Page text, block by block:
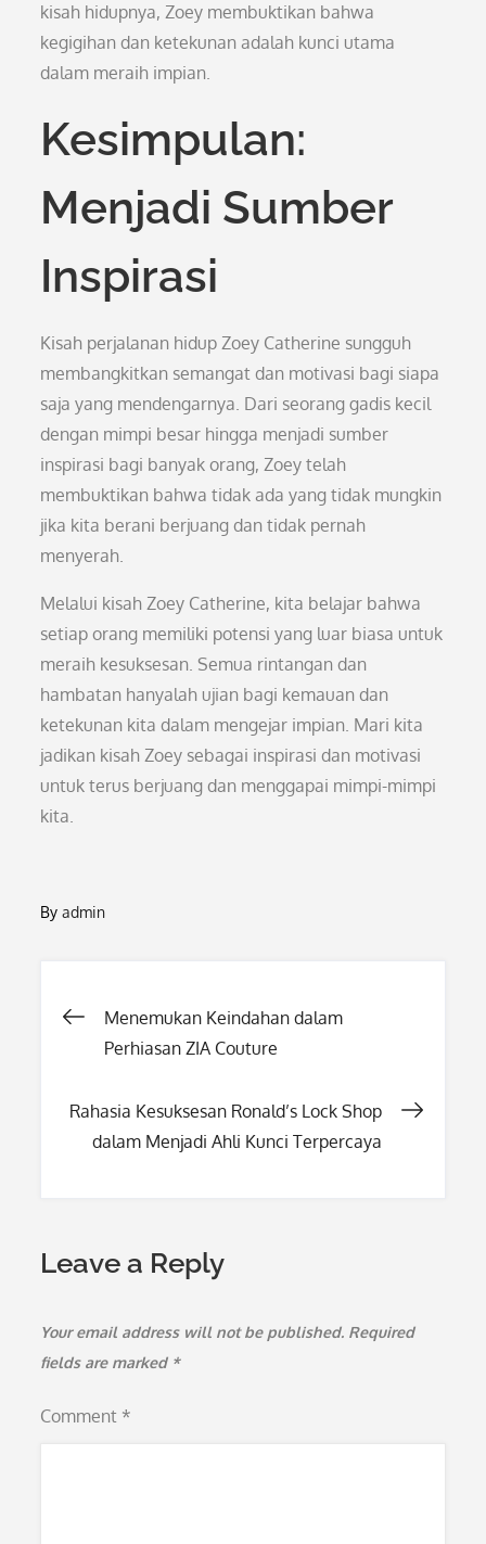
kisah hidupnya, Zoey membuktikan bahwa
kegigihan dan ketekunan adalah kunci utama
dalam meraih impian.
Kesimpulan:
Menjadi Sumber
Inspirasi
Kisah perjalanan hidup Zoey Catherine sungguh
membangkitkan semangat dan motivasi bagi siapa
saja yang mendengarnya. Dari seorang gadis kecil
dengan mimpi besar hingga menjadi sumber
inspirasi bagi banyak orang, Zoey telah
membuktikan bahwa tidak ada yang tidak mungkin
jika kita berani berjuang dan tidak pernah
menyerah.
Melalui kisah Zoey Catherine, kita belajar bahwa
setiap orang memiliki potensi yang luar biasa untuk
meraih kesuksesan. Semua rintangan dan
hambatan hanyalah ujian bagi kemauan dan
ketekunan kita dalam mengejar impian. Mari kita
jadikan kisah Zoey sebagai inspirasi dan motivasi
untuk terus berjuang dan menggapai mimpi-mimpi
kita.
Byadmin
Post
Menemukan Keindahan dalam
Perhiasan ZIA Couture
Rahasia Kesuksesan Ronald’s Lock Shop
dalam Menjadi Ahli Kunci Terpercaya
Leave a Reply
Your email address will not be published. Required
fields are marked *
Comment *